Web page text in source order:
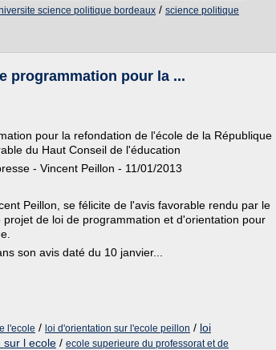
science politique bordeaux / science politique
programmation pour la ...
pour la refondation de l'école de la République
du Haut Conseil de l'éducation
- Vincent Peillon - 11/01/2013
Peillon, se félicite de l'avis favorable rendu par le
de loi de programmation et d'orientation pour
son avis daté du 10 janvier...
l'ecole / loi d'orientation sur l'ecole peillon / loi
sur l ecole / ecole superieure du professorat et de